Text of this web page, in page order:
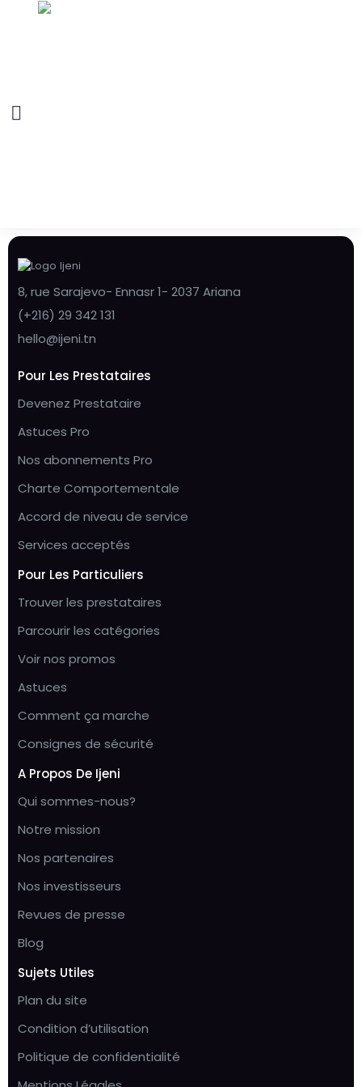
8, rue Sarajevo- Ennasr 1- 2037 Ariana
(+216) 29 342 131
hello@ijeni.tn
Pour Les Prestataires
Devenez Prestataire
Astuces Pro
Nos abonnements Pro
Charte Comportementale
Accord de niveau de service
Services acceptés
Pour Les Particuliers
Trouver les prestataires
Parcourir les catégories
Voir nos promos
Astuces
Comment ça marche
Consignes de sécurité
A Propos De Ijeni
Qui sommes-nous?
Notre mission
Nos partenaires
Nos investisseurs
Revues de presse
Blog
Sujets Utiles
Plan du site
Condition d’utilisation
Politique de confidentialité